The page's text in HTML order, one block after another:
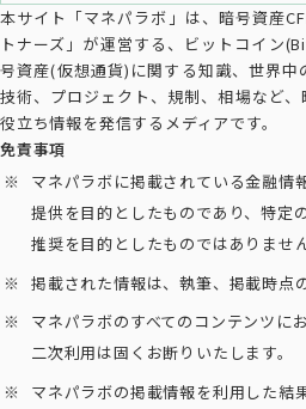
本サイト「マネパラボ」は、暗号資産
トナーズ」が運営する、ビットコイン
号資産(仮想通貨)に関する知識、世界
技術、プロジェクト、規制、相場など
役立ち情報を発信するメディアです。
免責事項
マネパラボに掲載されている金融情
提供を目的としたものであり、特定
推奨を目的としたものではありません
掲載された情報は、執筆、掲載時点
マネパラボのすべてのコンテンツに
二次利用は固くお断りいたします。
マネパラボの掲載情報を利用した結